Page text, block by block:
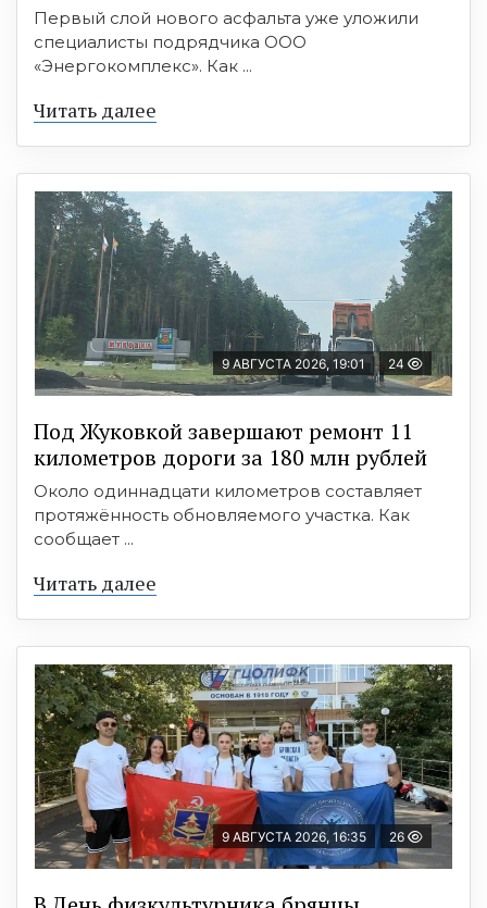
Первый слой нового асфальта уже уложили
специалисты подрядчика ООО
«Энергокомплекс». Как ...
Читать далее
9 АВГУСТА 2026, 19:01 24
Под Жуковкой завершают ремонт 11
километров дороги за 180 млн рублей
Около одиннадцати километров составляет
протяжённость обновляемого участка. Как
сообщает ...
Читать далее
9 АВГУСТА 2026, 16:35 26